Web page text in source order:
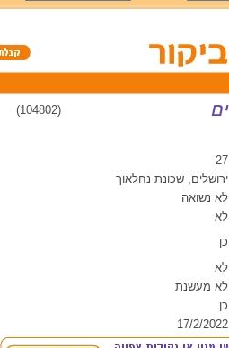
(104802)
27
ירושלים, שכונת נחלאוך
לא נשואה
לא
כן
לא
לא מעשנת
כן
17/2/2022